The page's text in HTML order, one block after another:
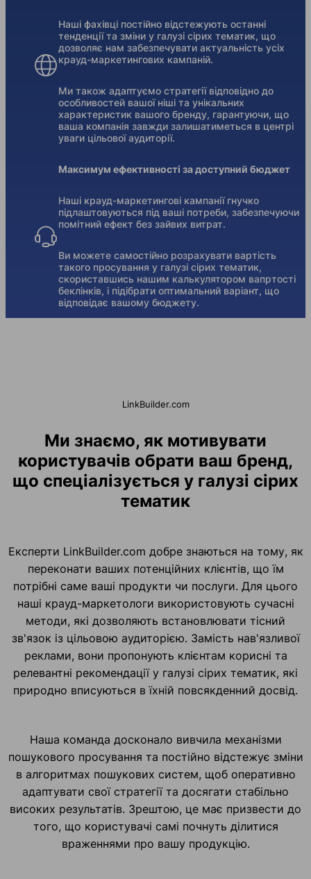
Наші фахівці постійно відстежують останні
тенденції та зміни у галузі сірих тематик, що
дозволяє нам забезпечувати актуальність усіх
крауд-маркетингових кампаній.
Ми також адаптуємо стратегії відповідно до
особливостей вашої ніші та унікальних
характеристик вашого бренду, гарантуючи, що
ваша компанія завжди залишатиметься в центрі
уваги цільової аудиторії.
Максимум ефективності за доступний бюджет
Наші крауд-маркетингові кампанії гнучко
підлаштовуються під ваші потреби, забезпечуючи
помітний ефект без зайвих витрат.
Ви можете самостійно розрахувати вартість
такого просування у галузі сірих тематик,
скориставшись нашим калькулятором вапртості
беклінків, і підібрати оптимальний варіант, що
відповідає вашому бюджету.
LinkBuilder.com
Ми знаємо, як мотивувати
користувачів обрати ваш бренд,
що спеціалізується у галузі сірих
тематик
Експерти LinkBuilder.com добре знаються на тому, як
переконати ваших потенційних клієнтів, що їм
потрібні саме ваші продукти чи послуги. Для цього
наші крауд-маркетологи використовують сучасні
методи, які дозволяють встановлювати тісний
зв'язок із цільовою аудиторією. Замість нав'язливої
реклами, вони пропонують клієнтам корисні та
релевантні рекомендації у галузі сірих тематик, які
природно вписуються в їхній повсякденний досвід.
Наша команда досконало вивчила механізми
пошукового просування та постійно відстежує зміни
в алгоритмах пошукових систем, щоб оперативно
адаптувати свої стратегії та досягати стабільно
високих результатів. Зрештою, це має призвести до
того, що користувачі самі почнуть ділитися
враженнями про вашу продукцію.